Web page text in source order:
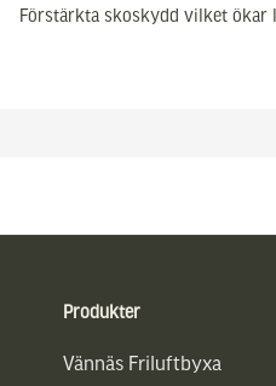
Förstärkta skoskydd vilket ökar
Produkter
Vännäs Friluftbyxa